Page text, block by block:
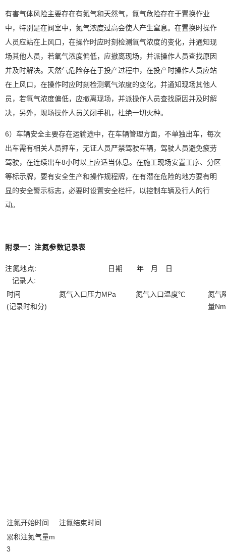
有害气体风险主要存在有氮气和天然气，氮气危险存在于置换作业
中，特别是在阀室中，氮气浓度过高会使人产生窒息。在置换时操作
人员应站在上风口，在操作时应时刻检测氧气浓度的变化，并通知现
场其他人员，若氧气浓度偏低，应撤离现场，并派操作人员查找原因
并及时解决。天然气危险存在于投产过程中，在投产时操作人员应站
在上风口，在操作时应时刻检测氧气浓度的变化，并通知现场其他人
员，若氧气浓度偏低，应撤离现场，并派操作人员查找原因并及时解
决，另外，现场操作人员关闭手机，杜绝一切火种。
6）车辆安全主要存在运输途中，在车辆管理方面，不单独出车，每次
出车需有相关人员押车，无证人员严禁驾驶车辆，驾驶人员避免疲劳
驾驶，在连续出车8小时以上应适当休息。在施工现场安置工序、分区
等标示牌，要有安全生产和操作规程牌，在有潜在危险的地方要有明
显的安全警示标志，必要时设置安全栏杆，以控制车辆及行人的行
动。
附录一：注氮参数记录表
注氮地点: 日期 年 月 日
记录人:
时间
(记录时和分)
氮气入口压力MPa 氮气入口温度℃
氮气
量
注氮开始时间
注氮结束时间
累积注氮气量m
3